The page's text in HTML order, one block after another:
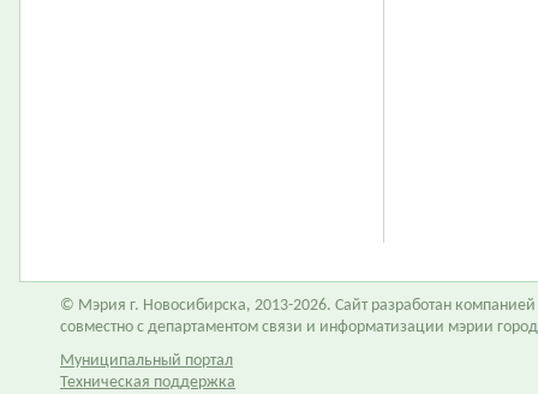
© Мэрия г. Новосибирска, 2013-2026. Сайт разработан компанией
совместно с департаментом связи и информатизации мэрии
Муниципальный портал
Техническая поддержка